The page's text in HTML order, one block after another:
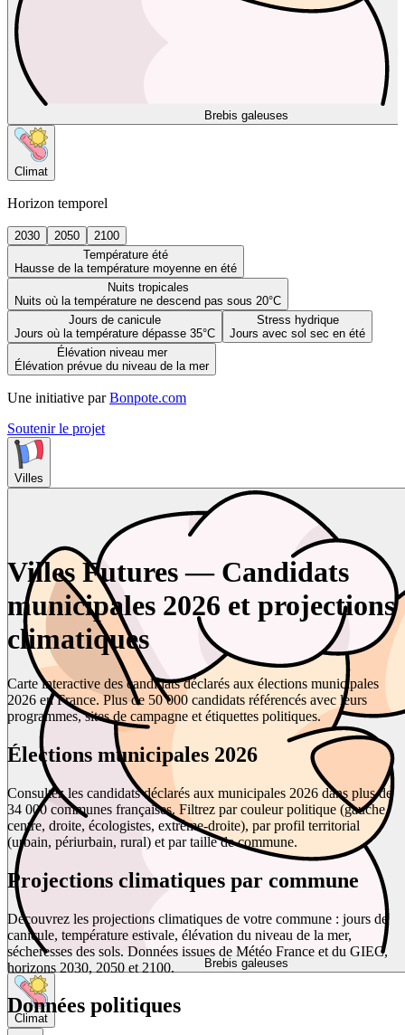
Brebis galeuses
Climat
Horizon temporel
2030 2050
2100
Température été
Hausse de la température moyenne en été
Nuits tropicales
Nuits où la température ne descend pas sous 20°C
Jours de canicule
Jours où la température dépasse 35°C
Stress hydrique
Jours avec sol sec en été
Élévation niveau mer
Élévation prévue du niveau de la mer
Une initiative par Bonpote.com
Soutenir le projet
Villes
Brebis galeuses
Climat
Villes Futures — Candidats
municipales 2026 et projections
climatiques
Carte interactive des candidats déclarés aux élections municipales
2026 en France. Plus de 50 000 candidats référencés avec leurs
programmes, sites de campagne et étiquettes politiques.
Élections municipales 2026
Consultez les candidats déclarés aux municipales 2026 dans plus de
34 000 communes françaises. Filtrez par couleur politique (gauche,
centre, droite, écologistes, extrême-droite), par profil territorial
(urbain, périurbain, rural) et par taille de commune.
Projections climatiques par commune
Découvrez les projections climatiques de votre commune : jours de
canicule, température estivale, élévation du niveau de la mer,
sécheresses des sols. Données issues de Météo France et du GIEC,
horizons 2030, 2050 et 2100.
Données politiques